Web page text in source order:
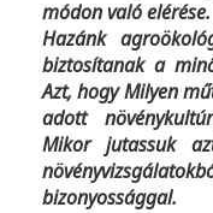
módon való elérése.
Hazánk
biztosítanak a
Azt, hogyMilyen
adott
Mikor jutassuk
bizonyossággal.